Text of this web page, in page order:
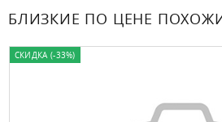
БЛИЗКИЕ ПО ЦЕНЕ
СКИДКА (-33%)